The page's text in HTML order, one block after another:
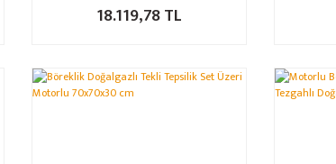
18.119,78 TL